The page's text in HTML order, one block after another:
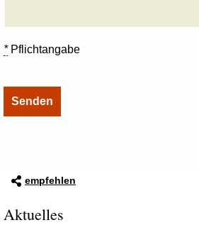
*Pflichtangabe
empfehlen
Aktuelles